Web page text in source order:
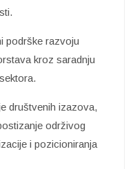
podrške razvoju
kroz saradnju
društvenih izazova,
održivog
i pozicioniranja